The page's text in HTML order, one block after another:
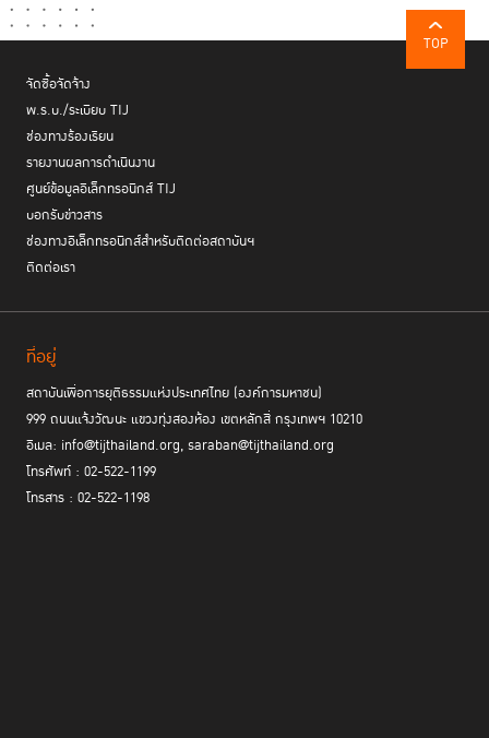
TOP
จัดซื้อจัดจ้าง
พ.ร.บ./ระเบียบ TIJ
ช่องทางร้องเรียน
รายงานผลการดำเนินงาน
ศูนย์ข้อมูลอิเล็กทรอนิกส์ TIJ
บอกรับข่าวสาร
ช่องทางอิเล็กทรอนิกส์สำหรับติดต่อสถาบันฯ
ติดต่อเรา
ที่อยู่
สถาบันเพื่อการยุติธรรมแห่งประเทศไทย (องค์การมหาชน)
999 ถนนแจ้งวัฒนะ แขวงทุ่งสองห้อง เขตหลักสี่ กรุงเทพฯ 10210
อีเมล: info@tijthailand.org, saraban@tijthailand.org
โทรศัพท์ : 02-522-1199
โทรสาร : 02-522-1198